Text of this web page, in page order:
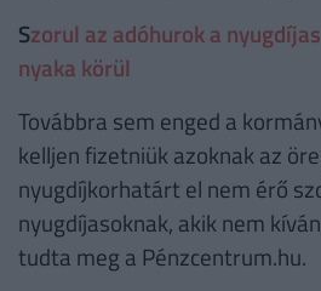
Szorul az adóhurok a
nyaka körül
Továbbra sem enged a
kelljen fizetniük azoknak az
nyugdíjkorhatárt el nem érő
nyugdíjasoknak, akik nem
tudta meg a Pénzcentrum.hu.